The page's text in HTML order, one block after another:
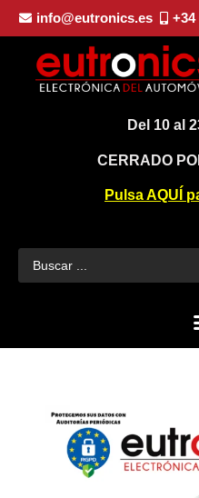
info@eutronics.es +34
Del 10 al
CERRADO
Pulsa AQUÍ